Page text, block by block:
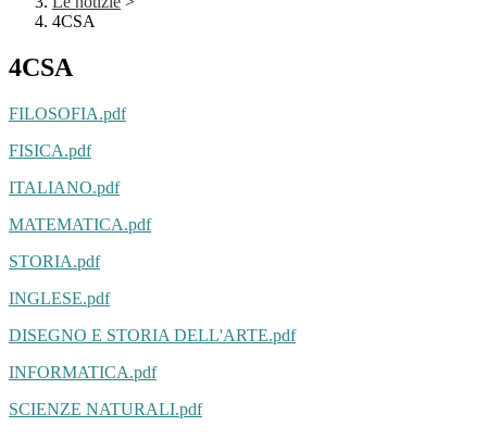
4CSA
4CSA
FILOSOFIA.pdf
FISICA.pdf
ITALIANO.pdf
MATEMATICA.pdf
STORIA.pdf
INGLESE.pdf
DISEGNO E STORIA DELL'ARTE.pdf
INFORMATICA.pdf
SCIENZE NATURALI.pdf